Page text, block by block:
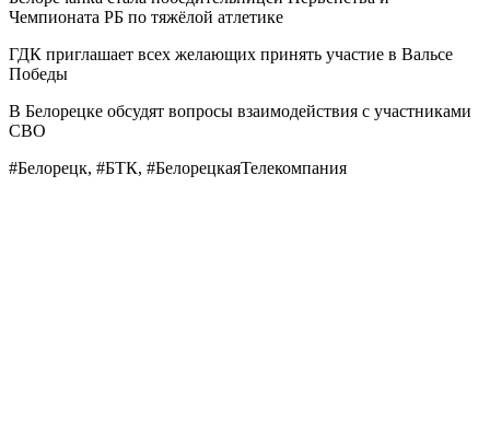
Чемпионата РБ по тяжёлой атлетике
ГДК приглашает всех желающих принять участие в Вальсе
Победы
В Белорецке обсудят вопросы взаимодействия с участниками
СВО
#Белорецк, #БТК, #БелорецкаяТелекомпания